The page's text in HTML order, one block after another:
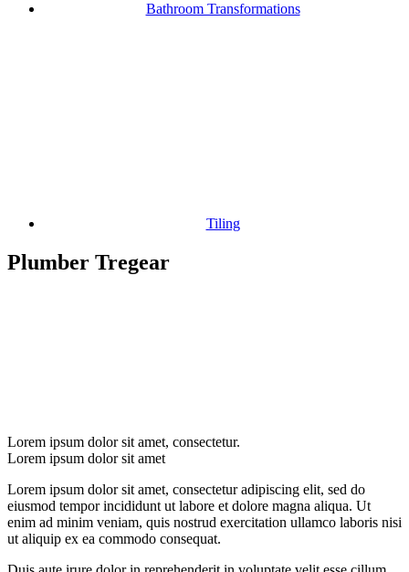
Bathroom Transformations
Tiling
Plumber Tregear
Lorem ipsum dolor sit amet, consectetur.
Lorem ipsum dolor sit amet
Lorem ipsum dolor sit amet, consectetur adipiscing elit, sed do
eiusmod tempor incididunt ut labore et dolore magna aliqua. Ut
enim ad minim veniam, quis nostrud exercitation ullamco laboris nisi
ut aliquip ex ea commodo consequat.